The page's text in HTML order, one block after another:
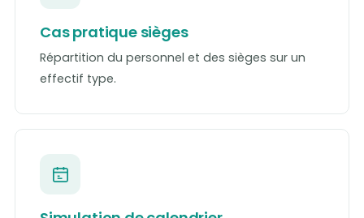
Cas pratique sièges
Répartition du personnel et des sièges sur un
effectif type.